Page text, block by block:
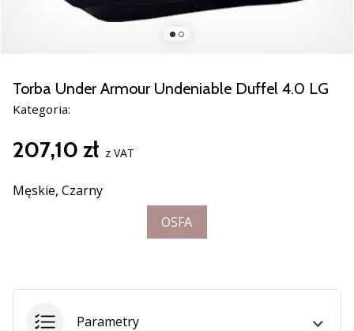
wszystkie
artykuły
Torba Under Armour Undeniable Duffel 4.0 LG
Kategoria:
207,10 zł z VAT
Męskie, Czarny
OSFA
Parametry